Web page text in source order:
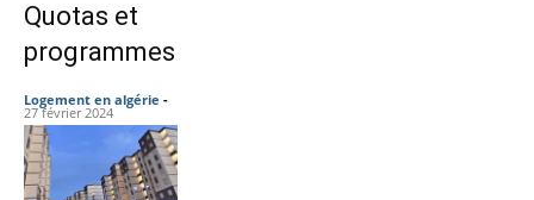
Quotas et
programmes
Logement en algérie -
27 février 2024